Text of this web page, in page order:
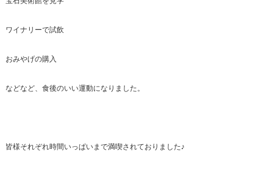
ワイナリーで試飲
おみやげの購入
などなど、食後のいい運動になりました。
皆様それぞれ時間いっぱいまで満喫されておりました♪